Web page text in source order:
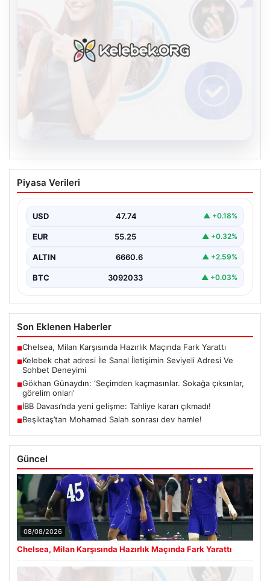
Kelebek chat adresi İle Sanal İletişimin
Seviyeli Adresi Ve Sohbet Deneyimi
kurması kritik bir değer barındırmaktadır. Güncel
olarak…
Piyasa Verileri
USD 47.74 ▲ +0.18%
EUR 55.25 ▲ +0.32%
ALTIN 6660.6 ▲ +2.59%
BTC 3092033 ▲ +0.03%
Son Eklenen Haberler
■Chelsea, Milan Karşısında Hazırlık Maçında Fark Yarattı
■Kelebek chat adresi İle Sanal İletişimin Seviyeli Adresi Ve
Sohbet Deneyimi
■Gökhan Günaydın: ‘Seçimden kaçmasınlar. Sokağa çıksınlar,
görelim onları’
■İBB Davası’nda yeni gelişme: Tahliye kararı çıkmadı!
■Beşiktaş’tan Mohamed Salah sonrası dev hamle!
Güncel
08/08/2026
Chelsea, Milan Karşısında Hazırlık Maçında Fark Yarattı